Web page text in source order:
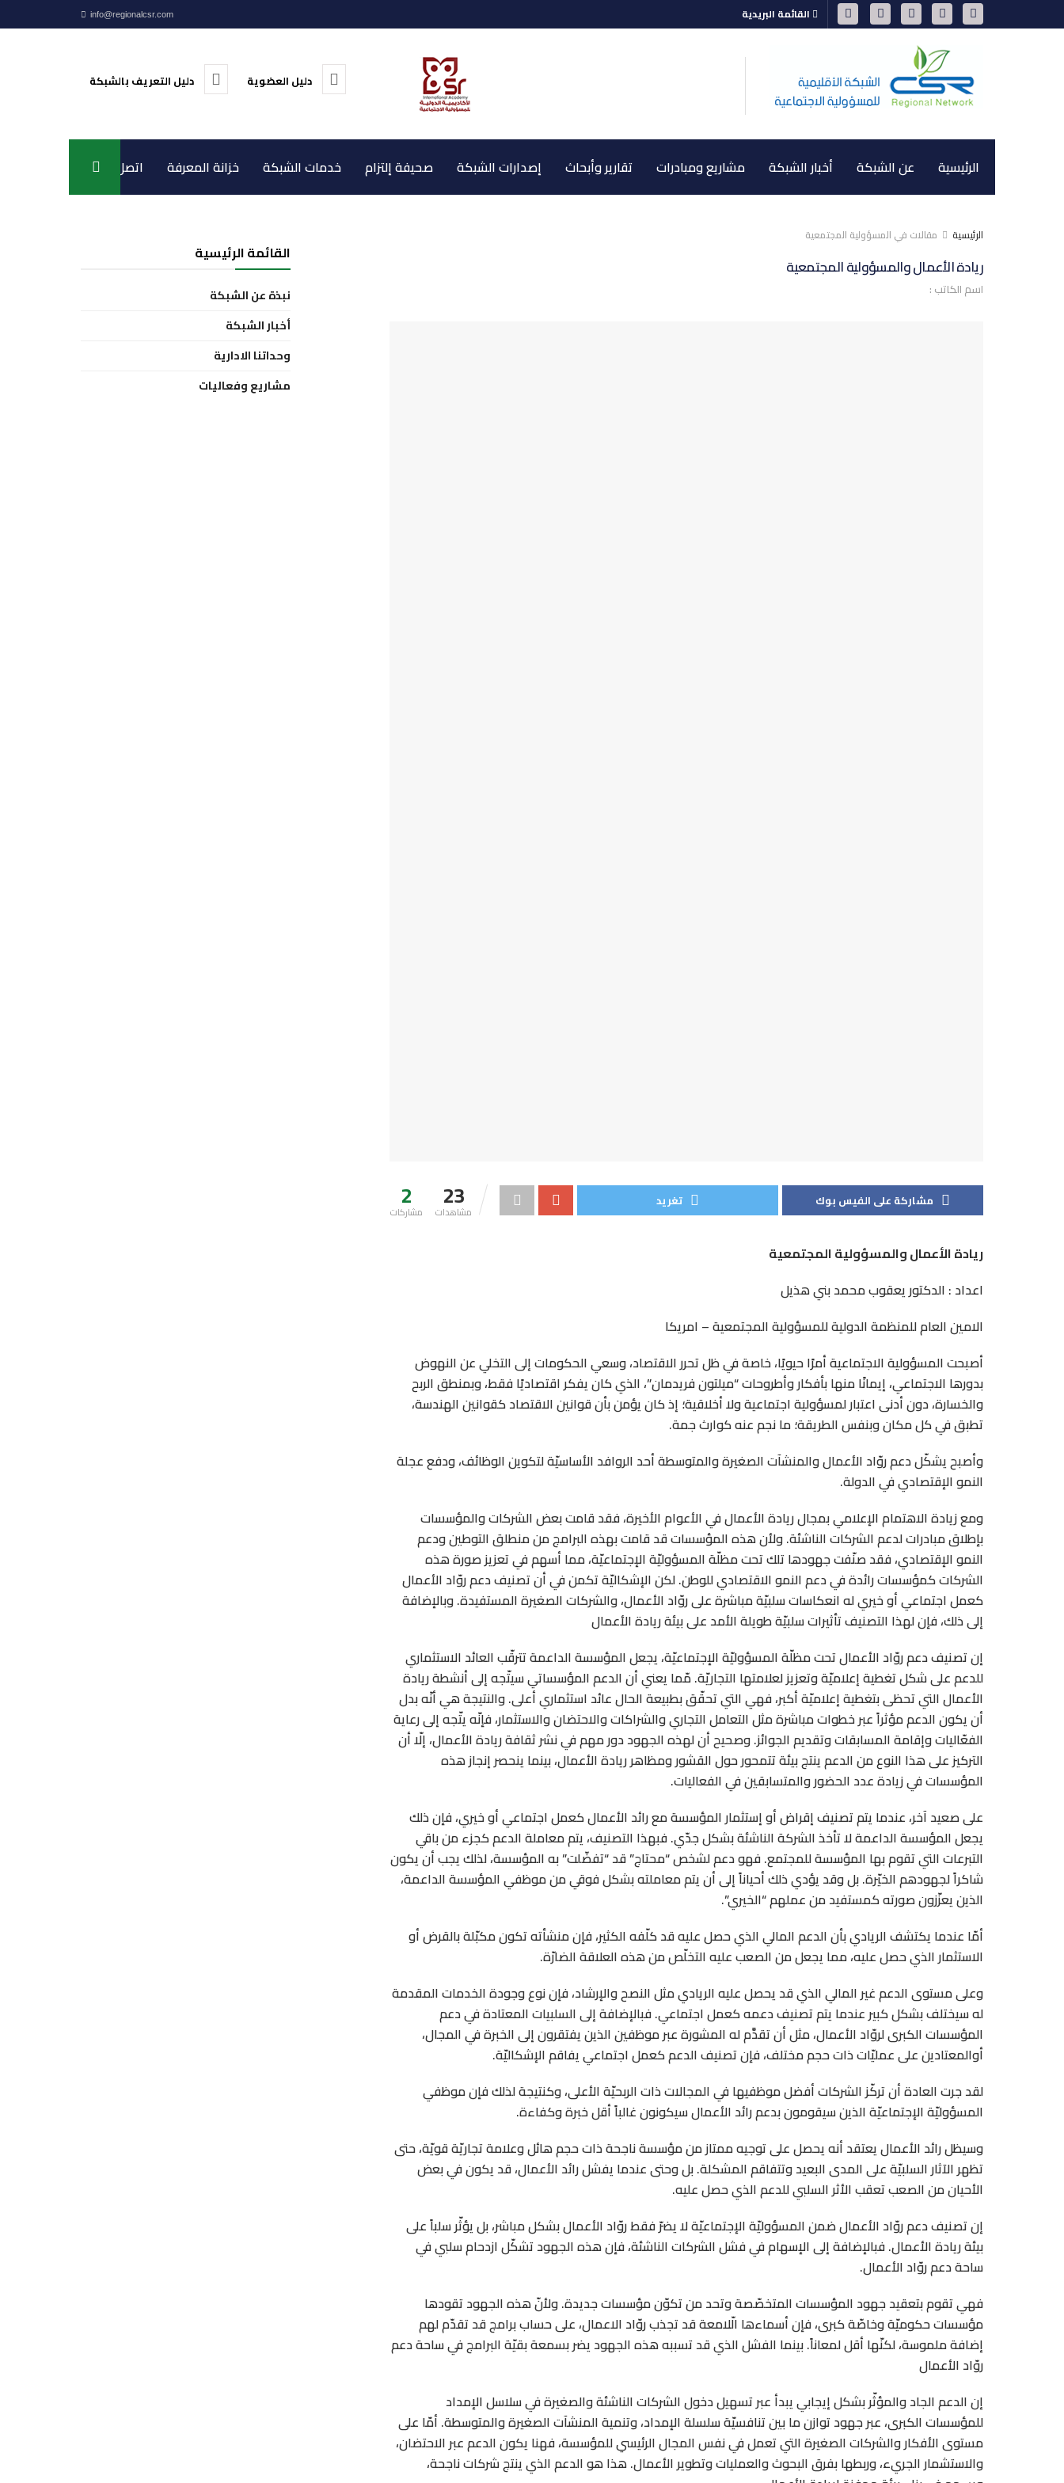
القائمة البريدية info@regionalcsr.com
دليل العضوية دليل التعريف بالشبكة
الرئيسية عن الشبكة أخبار الشبكة مشاريع ومبادرات تقارير وأبحاث إصدارات الشبكة صحيفة إلتزام خدمات الشبكة خزانة المعرفة اتصل بنا
الرئيسية مقالات في المسؤولية المجتمعية
ريادة الأعمال والمسؤولية المجتمعية
اسم الكاتب :
2
مشاركات 23
مشاهدات
مشاركة على الفيس بوك تغريد
ريادة الأعمال والمسؤولية المجتمعية
اعداد : الدكتور يعقوب محمد بني هذيل
الامين العام للمنظمة الدولية للمسؤولية المجتمعية – امريكا
أصبحت المسؤولية الاجتماعية أمرًا حيويًا، خاصة في ظل تحرر الاقتصاد، وسعي الحكومات إلى التخلي عن النهوض
بدورها الاجتماعي، إيمانًا منها بأفكار وأطروحات “ميلتون فريدمان”، الذي كان يفكر اقتصاديًا فقط، وبمنطق الربح
والخسارة، دون أدنى اعتبار لمسؤولية اجتماعية ولا أخلاقية؛ إذ كان يؤمن بأن قوانين الاقتصاد كقوانين الهندسة،
تطبق في كل مكان وبنفس الطريقة؛ ما نجم عنه كوارث جمة.
وأصبح يشكّل دعم روّاد الأعمال والمنشآت الصغيرة والمتوسطة أحد الروافد الأساسيّة لتكوين الوظائف، ودفع عجلة
النمو الإقتصادي في الدولة.
ومع زيادة الاهتمام الإعلامي بمجال ريادة الأعمال في الأعوام الأخيرة، فقد قامت بعض الشركات والمؤسسات
بإطلاق مبادرات لدعم الشركات الناشئة. ولأن هذه المؤسسات قد قامت بهذه البرامج من منطلق التوطين ودعم
النمو الإقتصادي، فقد صنّفت جهودها تلك تحت مظلّة المسؤوليّة الإجتماعيّة، مما أسهم في تعزيز صورة هذه
الشركات كمؤسسات رائدة في دعم النمو الاقتصادي للوطن. لكن الإشكاليّة تكمن في أن تصنيف دعم روّاد الأعمال
كعمل اجتماعي أو خيري له انعكاسات سلبيّة مباشرة على روّاد الأعمال، والشركات الصغيرة المستفيدة. وبالإضافة
إلى ذلك، فإن لهذا التصنيف تأثيرات سلبيّة طويلة الأمد على بيئة ريادة الأعمال
إن تصنيف دعم روّاد الأعمال تحت مظلّة المسؤوليّة الإجتماعيّة، يجعل المؤسسة الداعمة تترقّب العائد الاستثماري
للدعم على شكل تغطية إعلاميّة وتعزيز لعلامتها التجاريّة. مّما يعني أن الدعم المؤسساتي سيتّجه إلى أنشطة ريادة
الأعمال التي تحظى بتغطية إعلاميّة أكبر، فهي التي تحقّق بطبيعة الحال عائد استثماري أعلى. والنتيجة هي أنّه بدل
أن يكون الدعم مؤثراً عبر خطوات مباشرة مثل التعامل التجاري والشراكات والاحتضان والاستثمار، فإنّه يتّجه إلى رعاية
الفعّاليات وإقامة المسابقات وتقديم الجوائز. وصحيح أن لهذه الجهود دور مهم في نشر ثقافة ريادة الأعمال، إلّا أن
التركيز على هذا النوع من الدعم ينتج بيئة تتمحور حول القشور ومظاهر ريادة الأعمال، بينما ينحصر إنجاز هذه
المؤسسات في زيادة عدد الحضور والمتسابقين في الفعاليات.
على صعيد آخر، عندما يتم تصنيف إقراض أو إستثمار المؤسسة مع رائد الأعمال كعمل اجتماعي أو خيري، فإن ذلك
يجعل المؤسسة الداعمة لا تأخذ الشركة الناشئة بشكل جدّي. فبهذا التصنيف، يتم معاملة الدعم كجزء من باقي
التبرعات التي تقوم بها المؤسسة للمجتمع. فهو دعم لشخص “محتاج” قد “تفضّلت” به المؤسسة، لذلك يجب أن يكون
شاكراً لجهودهم الخيّرة. بل وقد يؤدي ذلك أحياناً إلى أن يتم معاملته بشكل فوقي من موظفي المؤسسة الداعمة،
الذين يعزّزون صورته كمستفيد من عملهم “الخيري”.
أمّا عندما يكتشف الريادي بأن الدعم المالي الذي حصل عليه قد كلّفه الكثير، فإن منشأته تكون مكبّلة بالقرض أو
الاستثمار الذي حصل عليه، مما يجعل من الصعب عليه التخلّص من هذه العلاقة الضارّة.
وعلى مستوى الدعم غير المالي الذي قد يحصل عليه الريادي مثل النصح والإرشاد، فإن نوع وجودة الخدمات المقدمة
له سيختلف بشكل كبير عندما يتم تصنيف دعمه كعمل اجتماعي. فبالإضافة إلى السلبيات المعتادة في دعم
المؤسسات الكبرى لروّاد الأعمال، مثل أن تقدَّم له المشورة عبر موظفين الذين يفتقرون إلى الخبرة في المجال،
أوالمعتادين على عمليّات ذات حجم مختلف، فإن تصنيف الدعم كعمل اجتماعي يفاقم الإشكاليّة.
لقد جرت العادة أن تركّز الشركات أفضل موظفيها في المجالات ذات الربحيّة الأعلى، وكنتيجة لذلك فإن موظفي
المسؤوليّة الإجتماعيّة الذين سيقومون بدعم رائد الأعمال سيكونون غالباً أقل خبرة وكفاءة.
وسيظل رائد الأعمال يعتقد أنه يحصل على توجيه ممتاز من مؤسسة ناجحة ذات حجم هائل وعلامة تجاريّة قويّة، حتى
تظهر الآثار السلبيّة على المدى البعيد وتتفاقم المشكلة. بل وحتى عندما يفشل رائد الأعمال، قد يكون في بعض
الأحيان من الصعب تعقب الأثر السلبي للدعم الذي حصل عليه.
إن تصنيف دعم روّاد الأعمال ضمن المسؤوليّة الإجتماعيّة لا يضرّ فقط روّاد الأعمال بشكل مباشر، بل يؤثّر سلباً على
بيئة ريادة الأعمال. فبالإضافة إلى الإسهام في فشل الشركات الناشئة، فإن هذه الجهود تشكّل ازدحام سلبي في
ساحة دعم روّاد الأعمال.
فهي تقوم بتعقيد جهود المؤسسات المتخصّصة وتحد من تكوّن مؤسسات جديدة. ولأنّ هذه الجهود تقودها
مؤسسات حكوميّة وخاصّة كبرى، فإن أسماءها الّلامعة قد تجذب روّاد الاعمال، على حساب برامج قد تقدّم لهم
إضافة ملموسة، لكنّها أقل لمعاناً. بينما الفشل الذي قد تسببه هذه الجهود يضر بسمعة بقيّة البرامج في ساحة دعم
روّاد الأعمال
إن الدعم الجاد والمؤثّر بشكل إيجابي يبدأ عبر تسهيل دخول الشركات الناشئة والصغيرة في سلاسل الإمداد
للمؤسسات الكبرى، عبر جهود توازن ما بين تنافسيّة سلسلة الإمداد، وتنمية المنشآت الصغيرة والمتوسطة. أمّا على
مستوى الأفكار والشركات الصغيرة التي تعمل في نفس المجال الرئيسي للمؤسسة، فهنا يكون الدعم عبر الاحتضان،
والاستشمار الجريء، وربطها بفرق البحوث والعمليات وتطوير الأعمال. هذا هو الدعم الذي ينتج شركات ناجحة،
القائمة الرئيسية
نبذة عن الشبكة
أخبار الشبكة
وحداتنا الادارية
مشاريع وفعاليات